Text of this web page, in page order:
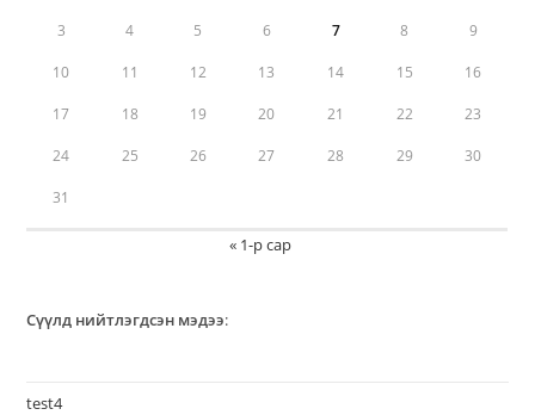
3 4 5 6 7 8 9
10 11 12 13 14 15 16
17 18 19 20 21 22 23
24 25 26 27 28 29 30
31
« 1-р сар
Сүүлд нийтлэгдсэн мэдээ:
test4